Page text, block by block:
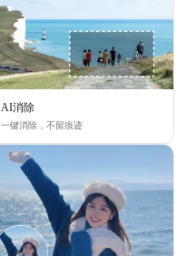
AI消除
一键消除，不留痕迹